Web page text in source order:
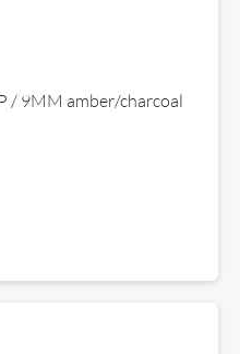
/ 9MM amber/charcoal